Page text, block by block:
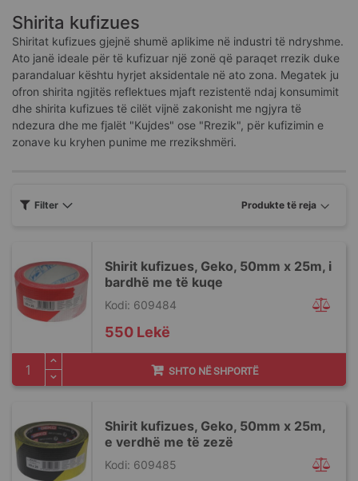
Shirita kufizues
Shiritat kufizues gjejnë shumë aplikime në industri të ndryshme.
Ato janë ideale për të kufizuar një zonë që paraqet rrezik duke
parandaluar kështu hyrjet aksidentale në ato zona. Megatek ju
ofron shirita ngjitës reflektues mjaft rezistentë ndaj konsumimit
dhe shirita kufizues të cilët vijnë zakonisht me ngjyra të
ndezura dhe me fjalët "Kujdes" ose "Rrezik", për kufizimin e
zonave ku kryhen punime me rrezikshmëri.
Shirit kufizues, Geko, 50mm x 25m, i
bardhë me të kuqe
Kodi: 609484
550 Lekë
SHTO NË SHPORTË
Shirit kufizues, Geko, 50mm x 25m,
e verdhë me të zezë
Kodi: 609485
Filter